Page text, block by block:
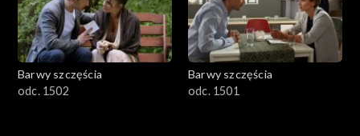
Barwy szczęścia
odc. 1502
Barwy szczęścia
odc. 1501